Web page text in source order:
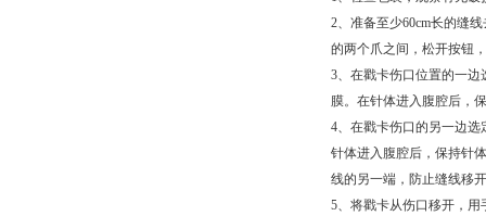
2、准备至少60cm长的缝
的两个爪之间，松开按钮
3、在戳卡伤口位置的一
膜。在针体进入腹腔后，
4、在戳卡伤口的另一边
针体进入腹腔后，保持针
线的另一端，防止缝线移
5、将戳卡从伤口移开，